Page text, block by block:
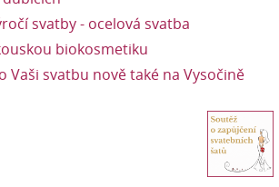
svatby - ocelová svatba
biokosmetiku
Vaši svatbu nově také na Vysočině